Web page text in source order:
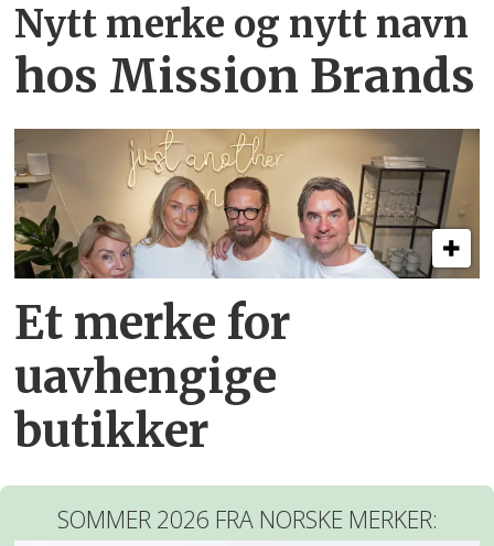
Nytt merke og nytt navn
hos Mission Brands
Et merke for
uavhengige
butikker
SOMMER 2026 FRA NORSKE MERKER: